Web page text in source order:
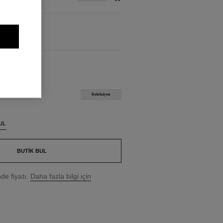
Koleksiyon
BUTIK BUL
fiyatı. Daha fazla bilgi için